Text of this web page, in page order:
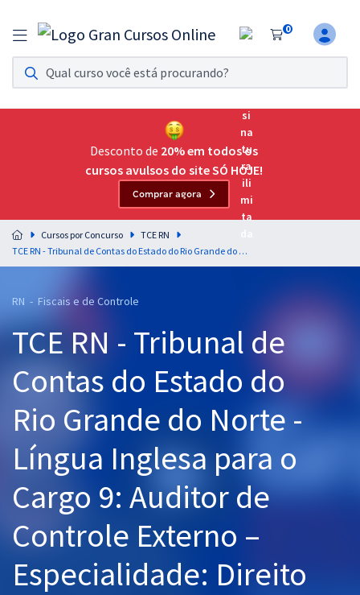
0
Assinatura Ilimitada 11
Acesso a todos os cursos. Teste grátis por 7 dias!
Assinatura OAB Até Passar
Acesso ilimitado a toda preparação para o Exame da
Residências Multiprofissionais
Preparação completa e intensiva para as principais
residências em saúde do Brasil
Cursos 20% OFF
Pós
Graduação
OAB
Questões grátis
Desconto de 20% em todos os
cursos avulsos do site SÓ HOJE!
Comprar agora
Cursos por Concurso
TCE RN
TCE RN - Tribunal de Contas do Estado do Rio Grande do Norte - Língua Inglesa para o Cargo 9: Auditor de Controle Externo – Especialidade: Direito
RN - Fiscais e de Controle
TCE RN - Tribunal de
Contas do Estado do
Rio Grande do Norte -
Língua Inglesa para o
Cargo 9: Auditor de
Controle Externo –
Especialidade: Direito